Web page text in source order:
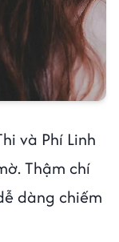
và Phí Linh
Thậm chí
dàng chiếm